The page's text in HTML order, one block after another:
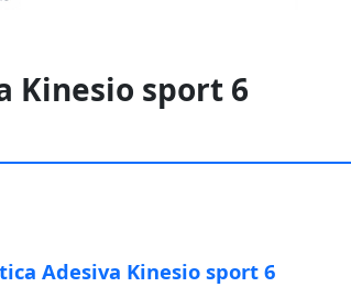
Kinesio sport 6
Adesiva Kinesio sport 6